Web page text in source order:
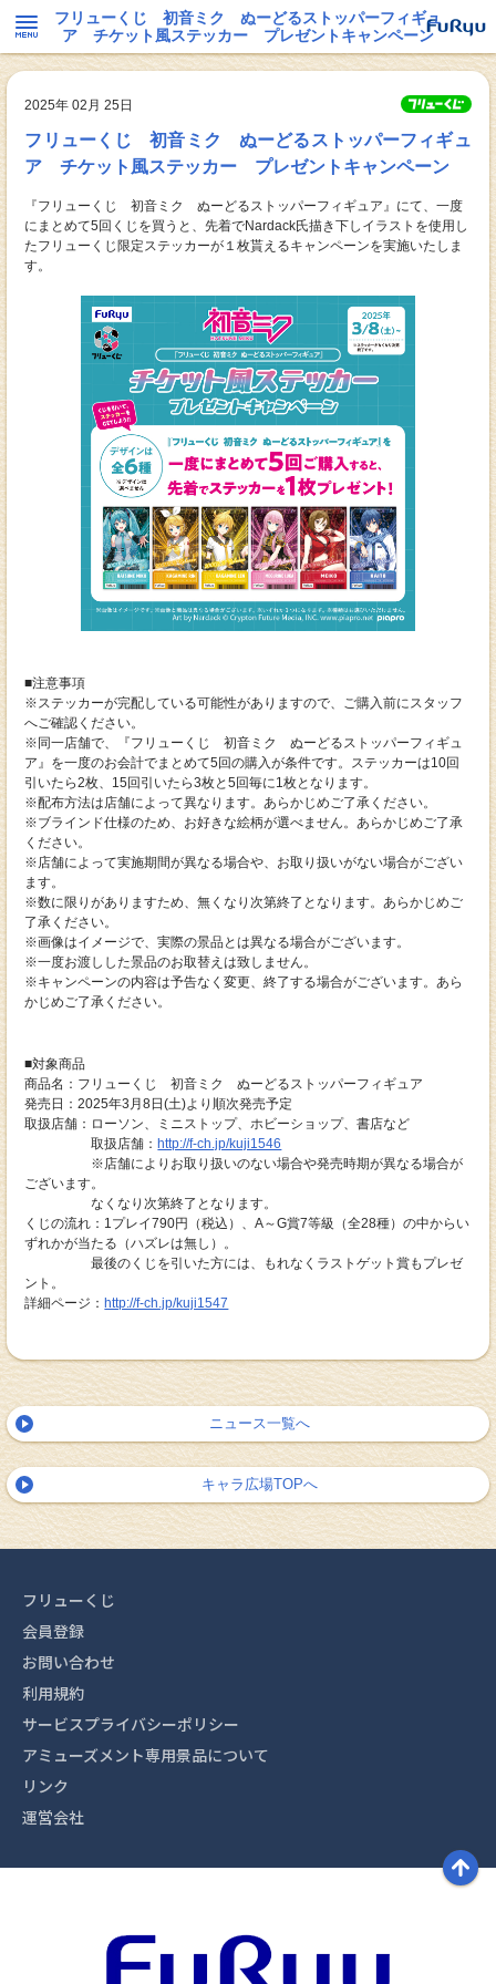
フリューくじ 初音ミク ぬーどるストッパーフィギュ
ア チケット風ステッカー プレゼントキャンペーン
2025年 02月 25日
フリューくじ 初音ミク ぬーどるストッパーフィギュ
ア チケット風ステッカー プレゼントキャンペーン
『フリューくじ 初音ミク ぬーどるストッパーフィギュア』にて、一度
にまとめて5回くじを買うと、先着でNardack氏描き下しイラストを使用し
たフリューくじ限定ステッカーが１枚貰えるキャンペーンを実施いたしま
す。
■注意事項
※ステッカーが完配している可能性がありますので、ご購入前にスタッフ
へご確認ください。
※同一店舗で、『フリューくじ 初音ミク ぬーどるストッパーフィギュ
ア』を一度のお会計でまとめて5回の購入が条件です。ステッカーは10回
引いたら2枚、15回引いたら3枚と5回毎に1枚となります。
※配布方法は店舗によって異なります。あらかじめご了承ください。
※ブラインド仕様のため、お好きな絵柄が選べません。あらかじめご了承
ください。
※店舗によって実施期間が異なる場合や、お取り扱いがない場合がござい
ます。
※数に限りがありますため、無くなり次第終了となります。あらかじめご
了承ください。
※画像はイメージで、実際の景品とは異なる場合がございます。
※一度お渡しした景品のお取替えは致しません。
※キャンペーンの内容は予告なく変更、終了する場合がございます。あら
かじめご了承ください。
■対象商品
商品名：フリューくじ 初音ミク ぬーどるストッパーフィギュア
発売日：2025年3月8日(土)より順次発売予定
取扱店舗：ローソン、ミニストップ、ホビーショップ、書店など
取扱店舗：http://f-ch.jp/kuji1546
※店舗によりお取り扱いのない場合や発売時期が異なる場合が
ございます。
なくなり次第終了となります。
くじの流れ：1プレイ790円（税込）、A～G賞7等級（全28種）の中からい
ずれかが当たる（ハズレは無し）。
最後のくじを引いた方には、もれなくラストゲット賞もプレゼ
ント。
詳細ページ：http://f-ch.jp/kuji1547
ニュース一覧へ
キャラ広場TOPへ
フリューくじ
会員登録
お問い合わせ
利用規約
サービスプライバシーポリシー
アミューズメント専用景品について
リンク
運営会社